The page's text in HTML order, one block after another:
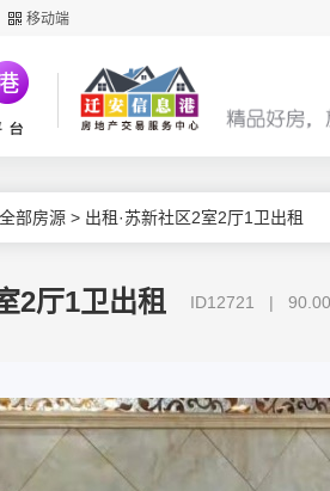
移动端
全部房源 > 出租·苏新社区2室2厅1卫出租
2厅1卫出租 ID12721 |